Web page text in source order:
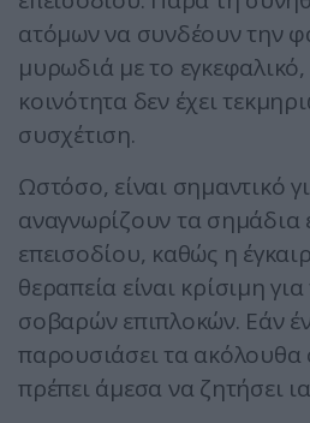
ατόμων να συνδέουν την
μυρωδιά με το
κοινότητα δεν έχει
συσχέτιση.
Ωστόσο, είναι σημαντικό
αναγνωρίζουν τα σημάδια
επεισοδίου, καθώς η
θεραπεία είναι κρίσιμη
σοβαρών επιπλοκών. Εάν
παρουσιάσει τα
πρέπει άμεσα να ζητήσει